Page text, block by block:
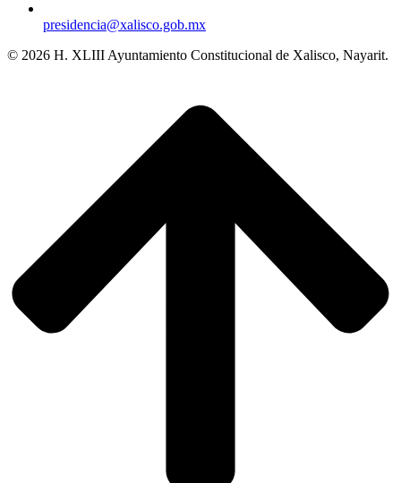
presidencia@xalisco.gob.mx
© 2026 H. XLIII Ayuntamiento Constitucional de Xalisco, Nayarit.